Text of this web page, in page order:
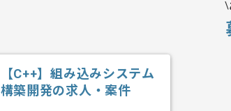
【C++】組み込みシステム
構築開発の求人・案件